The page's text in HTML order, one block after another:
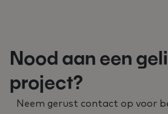
Nood aan een
project?
Neem gerust contact op voor